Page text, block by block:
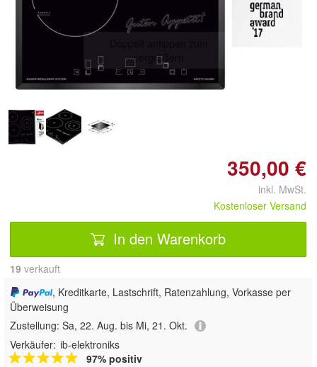
vergrößern
350,00 €
inkl. MwSt.
Kostenloser Versand
In den Warenkorb
19 verkauft
, Kreditkarte, Lastschrift, Ratenzahlung, Vorkasse per
Überweisung
Zustellung: Sa, 22. Aug. bis Mi, 21. Okt.
Verkäufer: ib-elektroniks
97% positiv